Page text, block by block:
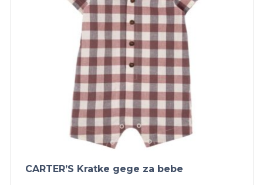
CARTER’S Kratke gege za bebe